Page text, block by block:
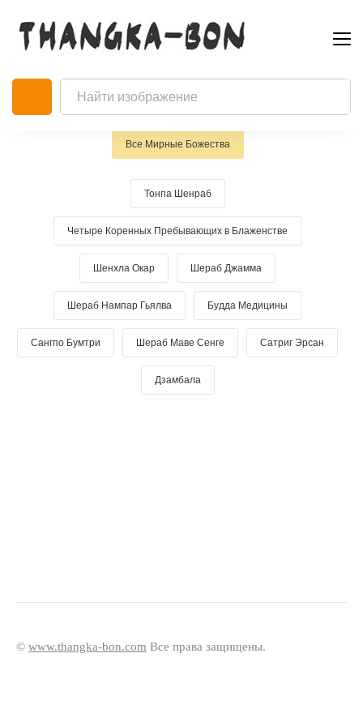
материалов данного сайта
Все Мирные Божества
Тонпа Шенраб
Четыре Коренных Пребывающих в Блаженстве
Шенхла Окар Шераб Джамма
Шераб Нампар Гьялва Будда Медицины
Сангпо Бумтри Шераб Маве Сенге Сатриг Эрсан
Дзамбала
© www.thangka-bon.com Все права защищены.